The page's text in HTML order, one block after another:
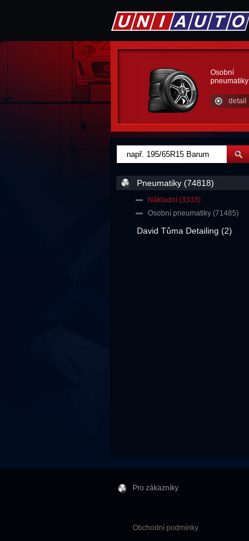
Osobní
pneumatiky
detail
Pneumatiky (74818)
Nákladní (3333)
Osobní pneumatiky (71485)
David Tůma Detailing (2)
Pro zákazníky
Obchodní podmínky